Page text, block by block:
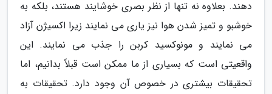
دهند. بعلاوه نه تنها از نظر بصری خوشایند هستند، بلکه به
خوشبو و تمیز شدن هوا نیز یاری می نمایند زیرا اکسیژن آزاد
می نمایند و مونوکسید کربن را جذب می نمایند. این
واقعیتی است که بسیاری از ما ممکن است قبلاً بدانیم، اما
تحقیقات بیشتری در خصوص آن وجود دارد. تحقیقات به